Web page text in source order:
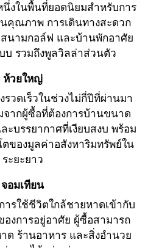
งในพื้นที่ยอดนิยมสำหรับการ
คุณภาพ การเดินทางสะดวก
นามกอล์ฟ และบ้านพักอาศัย
บ รวมถึงพูลวิลล่าส่วนตัว
ห้วยใหญ่
รวดเร็วในช่วงไม่กี่ปีที่ผ่านมา
ากผู้ซื้อที่ต้องการบ้านขนาด
ะบรรยากาศที่เงียบสงบ พร้อม
ตของมูลค่าอสังหาริมทรัพย์ใน
ระยะยาว
จอมเทียน
ารใช้ชีวิตใกล้ชายหาดเข้ากับ
งการอยู่อาศัย ผู้ซื้อสามารถ
ด ร้านอาหาร และสิ่งอำนวย